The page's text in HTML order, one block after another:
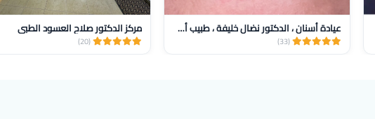
عيادة أسنان ، الدكتور نضال خليفة ، طبيب أسنان
(33)
مركز الدكتور صلاح العسود الطبي
(20)